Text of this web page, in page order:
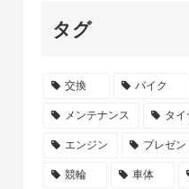
タグ
交換 バイク
メンテナンス タイ
エンジン プレゼン
競輪 車体